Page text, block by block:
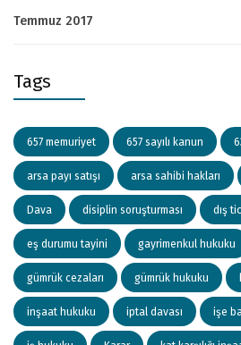
Temmuz 2017
Tags
657 memuriyet 657 sayılı kanun
arsa payı satışı arsa sahibi hakları
Dava disiplin soruşturması dış
eş durumu tayini gayrimenkul hukuku
gümrük cezaları gümrük hukuku
inşaat hukuku iptal davası işe